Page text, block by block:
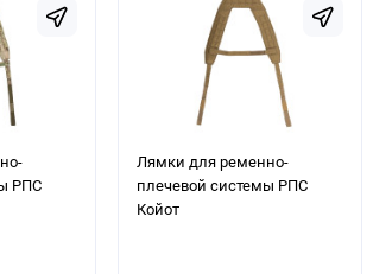
РПС
Лямки для ременно-
плечевой системы РПС
Койот